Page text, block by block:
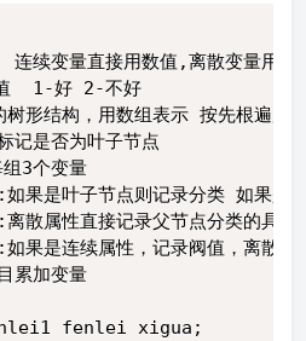
续变量直接用数值,离散变量用1
1-好 2-不好
形结构，用数组表示 按先根遍历
是否为叶子节点
3个变量
是叶子节点则记录分类 如果是
散属性直接记录父节点分类的具体
果是连续属性，记录阀值，离散属
累加变量
fenlei xigua;